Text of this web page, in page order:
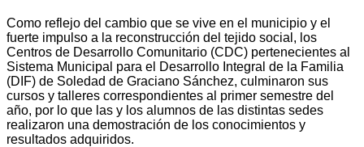
Como reflejo del cambio que se vive en el municipio y el
fuerte impulso a la reconstrucción del tejido social, los
Centros de Desarrollo Comunitario (CDC) pertenecientes al
Sistema Municipal para el Desarrollo Integral de la Familia
(DIF) de Soledad de Graciano Sánchez, culminaron sus
cursos y talleres correspondientes al primer semestre del
año, por lo que las y los alumnos de las distintas sedes
realizaron una demostración de los conocimientos y
resultados adquiridos.